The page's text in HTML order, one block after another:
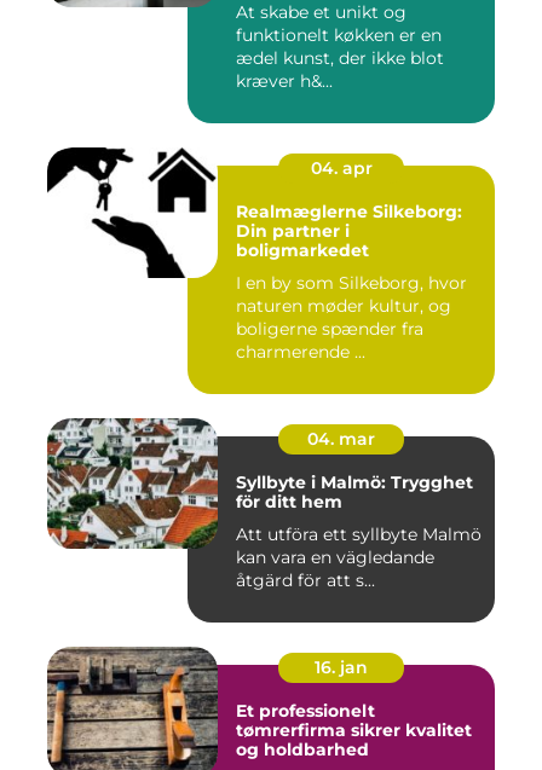
At skabe et unikt og
funktionelt køkken er en
ædel kunst, der ikke blot
kræver h&...
04. apr
Realmæglerne Silkeborg:
Din partner i
boligmarkedet
I en by som Silkeborg, hvor
naturen møder kultur, og
boligerne spænder fra
charmerende ...
04. mar
Syllbyte i Malmö: Trygghet
för ditt hem
Att utföra ett syllbyte Malmö
kan vara en vägledande
åtgärd för att s...
16. jan
Et professionelt
tømrerfirma sikrer kvalitet
og holdbarhed